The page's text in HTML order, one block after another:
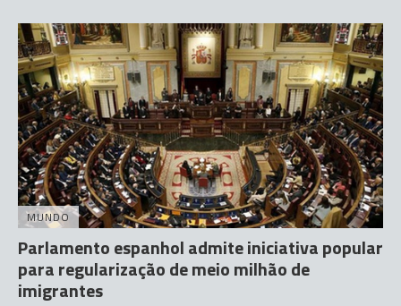
MUNDO
Parlamento espanhol admite iniciativa popular
para regularização de meio milhão de
imigrantes